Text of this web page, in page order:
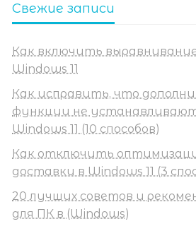
Свежие записи
Как включить
Windows 11
Как исправить, что
функции не
Windows 11 (10 способов)
Как отключить
доставки в Windows 11 (3
20 лучших советов и
для ПК в (Windows)